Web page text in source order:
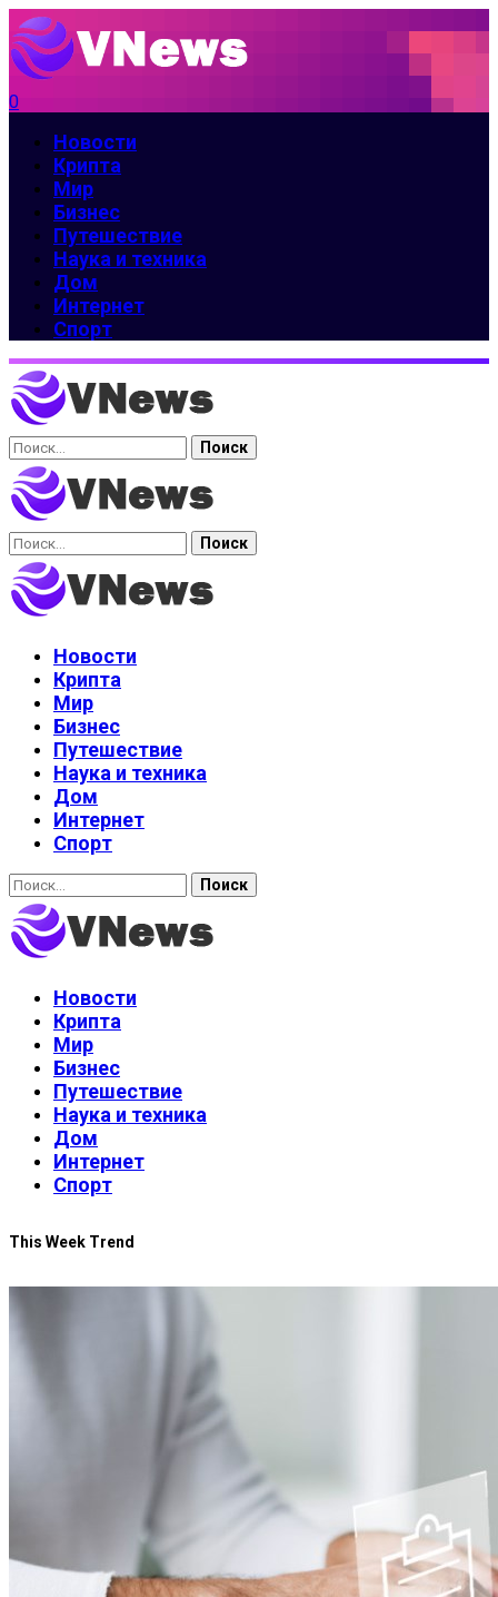
0
Новости
Крипта
Мир
Бизнес
Путешествие
Наука и техника
Дом
Интернет
Спорт
Найти:
Найти:
Новости
Крипта
Мир
Бизнес
Путешествие
Наука и техника
Дом
Интернет
Спорт
Найти:
Новости
Крипта
Мир
Бизнес
Путешествие
Наука и техника
Дом
Интернет
Спорт
This Week Trend